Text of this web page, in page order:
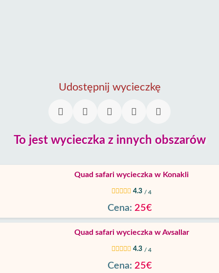
Udostępnij wycieczkę
To jest wycieczka z innych obszarów
Quad safari wycieczka w Konakli
4.3 / 4
Cena: 25€
Quad safari wycieczka w Avsallar
4.3 / 4
Cena: 25€